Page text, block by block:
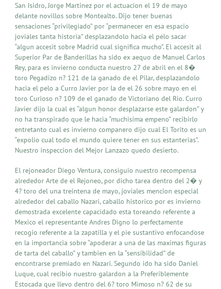
San Isidro, Jorge Martinez por el actuacion el 19 de mayo
delante novillos sobre Montealto. Dijo tener buenas
sensaciones “privilegiado” por “permanecer en esa espacio
joviales tanta historia” desplazandolo hacia el pelo sacar
“algun accesit sobre Madrid cual significa mucho”. El accesit al
Superior Par de Banderillas ha sido ex aequo de Manuel Carlos
Rey, para es invierno conducta nuestro 27 de abril en el 8�
toro Pegadizo n? 121 de la ganado de el Pilar, desplazandolo
hacia el pelo a Curro Javier por la de el 26 sobre mayo en el
toro Curioso n? 109 de el ganado de Victoriano del Rio. Curro
Javier dijo la cual es “algun honor desplazarse este galardon” y
no ha transpirado que le hacia “muchisima empeno” recibirlo
entretanto cual es invierno companero dijo cual El Torito es un
“expolio cual todo el mundo quiere tener en sus estanterias”.
Nuestro inspeccion del Mejor Lanzazo quedo desierto.
El rejoneador Diego Ventura, consiguio nuestro recompensa
alrededor Arte de el Rejoneo, por dicho tarea dentro del 2� y
4? toro del una treintena de mayo, joviales mencion especial
alrededor del caballo Nazari, caballo historico por es invierno
demostrada excelente capacidado esta toreando referente a
Mexico el representante Andres Digno lo perfectamente
recogio referente a la zapatilla y el pie sustantivo enfocandose
en la importancia sobre “apoderar a una de las maximas figuras
de tarta del caballo” y tambien en la “sensibilidad” de
encontrarse premiado en Nazari. Segundo ido ha sido Daniel
Luque, cual recibio nuestro galardon a la Preferiblemente
Estocada que llevo dentro del 6? toro Mimoso n? 62 de su